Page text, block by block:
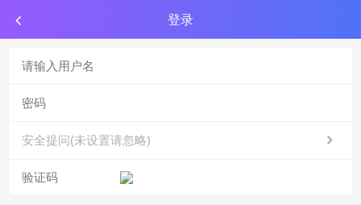
登录
安全提问(未设置请忽略)